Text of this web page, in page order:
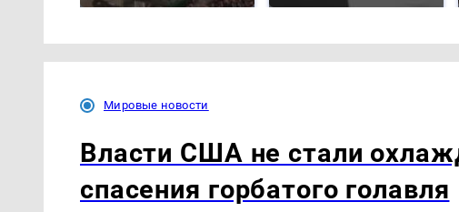
Мировые новости
Власти США не стали
спасения горбатого голавля